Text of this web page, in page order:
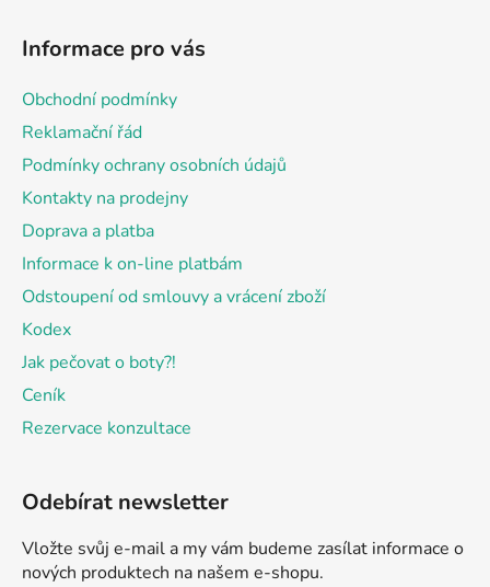
Informace pro vás
Obchodní podmínky
Reklamační řád
Podmínky ochrany osobních údajů
Kontakty na prodejny
Doprava a platba
Informace k on-line platbám
Odstoupení od smlouvy a vrácení zboží
Kodex
Jak pečovat o boty?!
Ceník
Rezervace konzultace
Odebírat newsletter
Vložte svůj e-mail a my vám budeme zasílat informace o
nových produktech na našem e-shopu.